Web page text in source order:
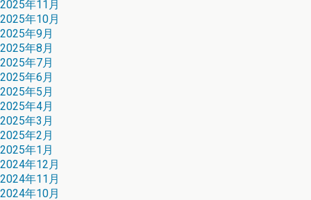
2025年11月
2025年10月
2025年9月
2025年8月
2025年7月
2025年6月
2025年5月
2025年4月
2025年3月
2025年2月
2025年1月
2024年12月
2024年11月
2024年10月